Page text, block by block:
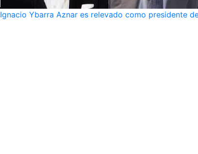
Ignacio Ybarra Aznar es relevado como presidente